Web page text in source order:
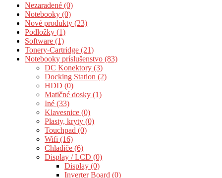
Nezaradené (0)
Notebooky (0)
Nové produkty (23)
Podložky (1)
Software (1)
Tonery-Cartridge (21)
Notebooky príslušenstvo (83)
DC Konektory (3)
Docking Station (2)
HDD (0)
Matičné dosky (1)
Iné (33)
Klavesnice (0)
Plasty, kryty (0)
Touchpad (0)
Wifi (16)
Chladiče (6)
Display / LCD (0)
Display (0)
Inverter Board (0)